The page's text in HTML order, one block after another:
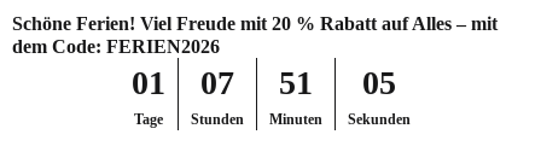
Schöne Ferien! Viel Freude mit 20 % Rabatt auf Alles – mit
dem Code: FERIEN2026
01
Tage
07
Stunden
51
Minuten
05
Sekunden